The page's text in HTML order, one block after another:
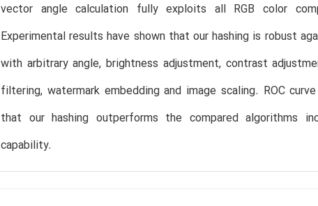
vector angle calculation fully exploits all RGB color
Experimental results have shown that our hashing is robust
with arbitrary angle, brightness adjustment, contrast
filtering, watermark embedding and image scaling. ROC
that our hashing outperforms the compared algorithms
capability.